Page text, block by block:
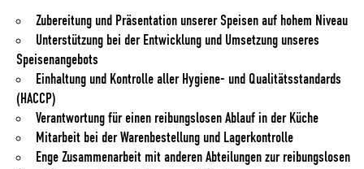
Zubereitung und Präsentation unserer Speisen auf hohem Niveau
Unterstützung bei der Entwicklung und Umsetzung unseres
Speisenangebots
Einhaltung und Kontrolle aller Hygiene- und Qualitätsstandards
(HACCP)
Verantwortung für einen reibungslosen Ablauf in der Küche
Mitarbeit bei der Warenbestellung und Lagerkontrolle
Enge Zusammenarbeit mit anderen Abteilungen zur reibungslosen